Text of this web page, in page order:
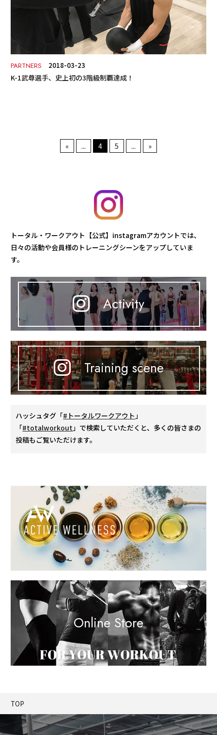
PARTNERS
2018-03-23
K-1武尊選手、史上初の3階級制覇達成！
« ... 4 5 ... »
トータル・ワークアウト【公式】instagramアカウントでは、
日々の活動や会員様のトレーニングシーンをアップしていま
す。
Activity
Training scene
ハッシュタグ「#トータルワークアウト 」
「#totalworkout 」で検索していただくと、多くの皆さまの
投稿もご覧いただけます。
Online Store
TOP